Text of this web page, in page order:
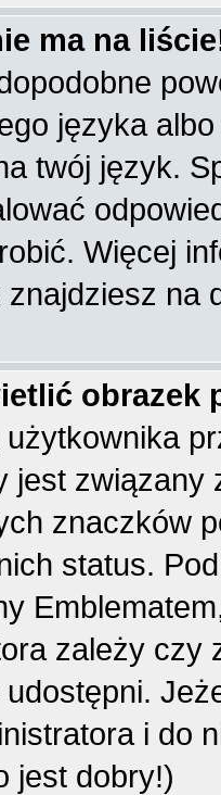
ma na
języka
twój język.
Więcej
na
obrazek
jest
znaczków
status.
zależy czy
i do
jest dobry!)